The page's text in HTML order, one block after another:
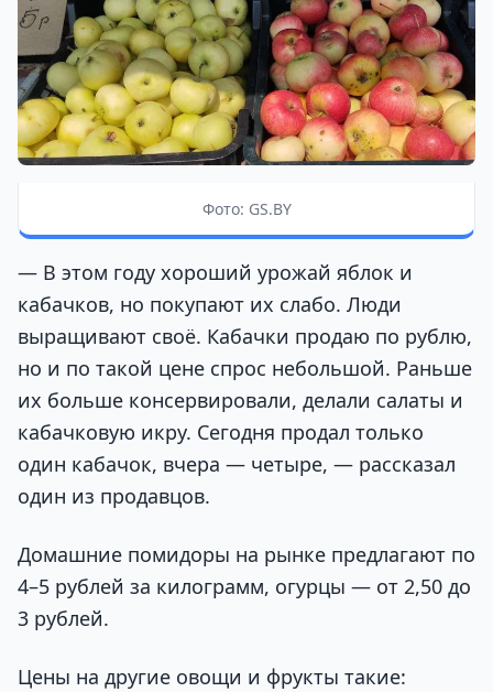
Фото: GS.BY
— В этом году хороший урожай яблок и
кабачков, но покупают их слабо. Люди
выращивают своё. Кабачки продаю по рублю,
но и по такой цене спрос небольшой. Раньше
их больше консервировали, делали салаты и
кабачковую икру. Сегодня продал только
один кабачок, вчера — четыре, — рассказал
один из продавцов.
Домашние помидоры на рынке предлагают по
4–5 рублей за килограмм, огурцы — от 2,50 до
3 рублей.
Цены на другие овощи и фрукты такие: